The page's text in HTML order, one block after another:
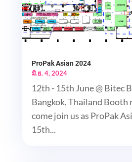
ProPak Asian 2024
มิ.ย. 4, 2024
12th - 15th June @ Bitec
Bangkok, Thailand Booth
come join us as ProPak
15th...